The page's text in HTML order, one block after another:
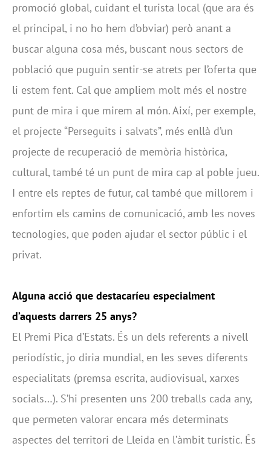
promoció global, cuidant el turista local (que ara és
el principal, i no ho hem d’obviar) però anant a
buscar alguna cosa més, buscant nous sectors de
població que puguin sentir-se atrets per l’oferta que
li estem fent. Cal que ampliem molt més el nostre
punt de mira i que mirem al món. Així, per exemple,
el projecte “Perseguits i salvats”, més enllà d’un
projecte de recuperació de memòria històrica,
cultural, també té un punt de mira cap al poble jueu.
I entre els reptes de futur, cal també que millorem i
enfortim els camins de comunicació, amb les noves
tecnologies, que poden ajudar el sector públic i el
privat.
Alguna acció que destacaríeu especialment
d’aquests darrers 25 anys?
El Premi Pica d’Estats. És un dels referents a nivell
periodístic, jo diria mundial, en les seves diferents
especialitats (premsa escrita, audiovisual, xarxes
socials…). S’hi presenten uns 200 treballs cada any,
que permeten valorar encara més determinats
aspectes del territori de Lleida en l’àmbit turístic. És